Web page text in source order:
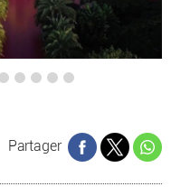
Partager